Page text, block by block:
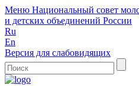
Меню Национальный совет
и детских объединений России
Ru
En
Версия для слабовидящих